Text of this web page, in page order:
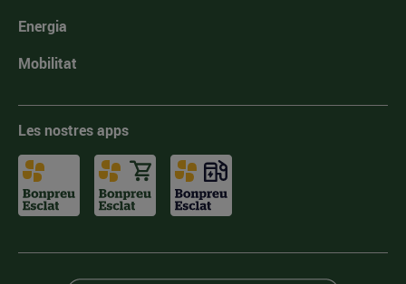
Energia
Mobilitat
Les nostres apps